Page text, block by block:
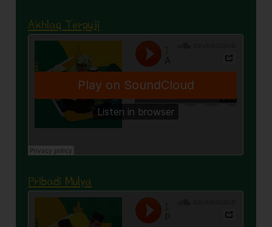
Akhlaq Terpuji
Pribadi Mulya